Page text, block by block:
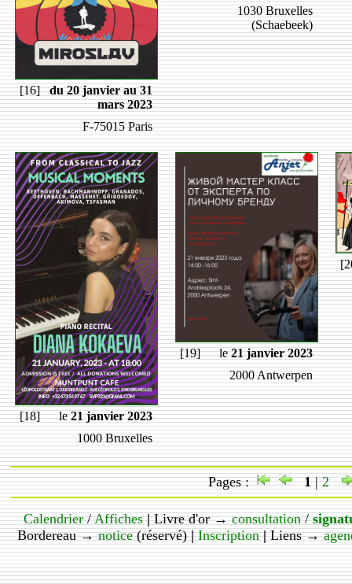
[16]
du 20 janvier au 31
mars 2023
F-75015 Paris
1030 Bruxelles
(Schaebeek)
[18] le21 janvier 2023
1000 Bruxelles
[19] le21 janvier 2023
2000 Antwerpen
Pages : 1|2
Calendrier/Affiches |Livre d'or →consultation/
Bordereau →notice(réservé)| Inscription |Liens →